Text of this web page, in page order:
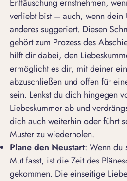
Enttäuschung ernstnehmen,
verliebt bist – auch, wenn dein
anderes suggeriert. Diesen
gehört zum Prozess des
hilft dir dabei, den
ermöglicht es dir, mit deiner
abzuschließen und offen für
sein. Lenkst du dich hingegen
Liebeskummer ab und
dich auch weiterhin oder führt
Muster zu wiederholen.
Plane den Neustart: Wenn du
Mut fasst, ist die Zeit des
gekommen. Die einseitige